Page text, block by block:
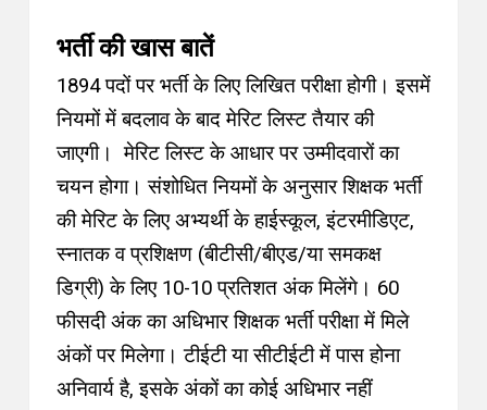
भर्ती की खास बातें
1894 पदों पर भर्ती के लिए लिखित परीक्षा होगी। इसमें
नियमों में बदलाव के बाद मेरिट लिस्ट तैयार की
जाएगी। मेरिट लिस्ट के आधार पर उम्मीदवारों का
चयन होगा।संशोधित नियमों के अनुसार शिक्षक भर्ती
की मेरिट के लिए अभ्यर्थी के हाईस्कूल, इंटरमीडिएट,
स्नातक व प्रशिक्षण (बीटीसी/बीएड/या समकक्ष
डिग्री) के लिए 10-10 प्रतिशत अंक मिलेंगे। 60
फीसदी अंक का अधिभार शिक्षक भर्ती परीक्षा में मिले
अंकों पर मिलेगा। टीईटी या सीटीईटी में पास होना
अनिवार्य है, इसके अंकों का कोई अधिभार नहीं